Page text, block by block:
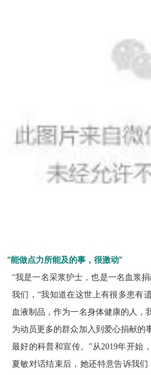
“能做点力所能及的事，很激动”
“我是一名采浆护士，也是一名血浆
我们，“我知道在这世上有很多患有
血液制品，作为一名身体健康的人，
为动员更多的群众加入到爱心捐献的
最好的科普和宣传。”从2019年开始
夏敏对话结束后，她还特意告诉我